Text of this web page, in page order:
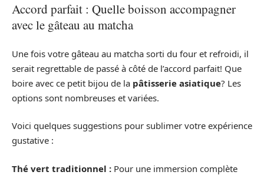
Accord parfait : Quelle boisson accompagner
avec le gâteau au matcha
Une fois votre gâteau au matcha sorti du four et refroidi, il
serait regrettable de passé à côté de l’accord parfait! Que
boire avec ce petit bijou de la pâtisserie asiatique? Les
options sont nombreuses et variées.
Voici quelques suggestions pour sublimer votre expérience
gustative :
Thé vert traditionnel : Pour une immersion complète